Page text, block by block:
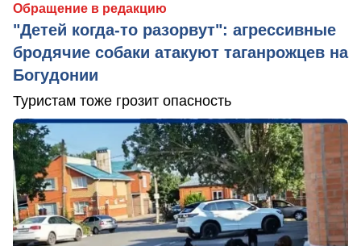
Обращение в редакцию
"Детей когда-то разорвут": агрессивные
бродячие собаки атакуют таганрожцев на
Богудонии
Туристам тоже грозит опасность